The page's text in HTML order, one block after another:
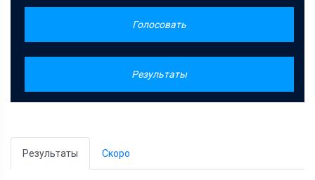
Голосовать
Результаты
Результаты Скоро